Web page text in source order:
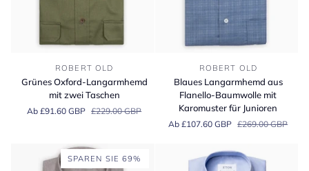
Oxford-
Langarmhemd
zwei
ROBERT OLD
Grünes Oxford-Langarmhemd
mit zwei Taschen
Ab £91.60 GBP £229.00 GBP
Langarmhemd
Flanello-
mit
ROBERT OLD
Blaues Langarmhemd aus
Flanello-Baumwolle mit
Karomuster für Junioren
Ab £107.60 GBP £269.00 GBP
SPAREN SIE 69%